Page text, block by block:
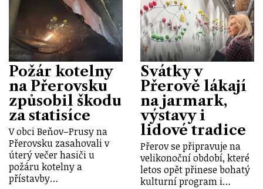
Požár kotelny
na Přerovsku
způsobil škodu
za statisíce
V obci Beňov–Prusy na
Přerovsku zasahovali v
úterý večer hasiči u
požáru kotelny a
přístavby…
Svátky v
Přerově lákají
na jarmark,
výstavy i
lidové tradice
Přerov se připravuje na
velikonoční období, které
letos opět přinese bohatý
kulturní program i…